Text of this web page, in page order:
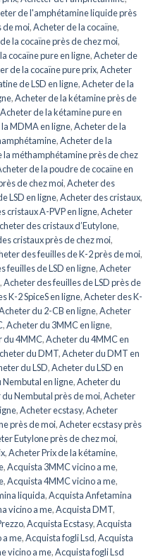
de l'amphétamine liquide près
de moi,Acheter de la cocaïne,
la cocaïne près de chez moi,
cocaïne pure en ligne,Acheter de
de la cocaïne pure prix,Acheter
de LSD en ligne,Acheter de la
,Acheter de la kétamine près de
Acheter de la kétamine pure en
MDMA en ligne,Acheter de la
,Acheter de la
la méthamphétamine près de chez
de la poudre de cocaïne en
de chez moi,Acheter des
LSD en ligne,Acheter des cristaux,
cristaux A-PVP en ligne,Acheter
des cristaux d’Eutylone,
cristaux près de chez moi,
des feuilles de K-2 près de moi,
feuilles de LSD en ligne,Acheter
,Acheter des feuilles de LSD près de
K-2 SpiceS en ligne,Acheter des K-
du 2-CB en ligne,Acheter
,Acheter du 3MMC en ligne,
du 4MMC,Acheter du 4MMC en
du DMT,Acheter du DMT en
du LSD,Acheter du LSD en
en ligne,Acheter du
Nembutal près de moi,Acheter
,Acheter ecstasy,Acheter
près de moi,Acheter ecstasy près
Eutylone près de chez moi,
,Acheter Prix de la kétamine,
,Acquista 3MMC vicino a me,
,Acquista 4MMC vicino a me,
liquida,Acquista Anfetamina
vicino a me,Acquista DMT,
,Acquista Ecstasy,Acquista
a me,Acquista fogli Lsd,Acquista
vicino a me,Acquista fogli Lsd